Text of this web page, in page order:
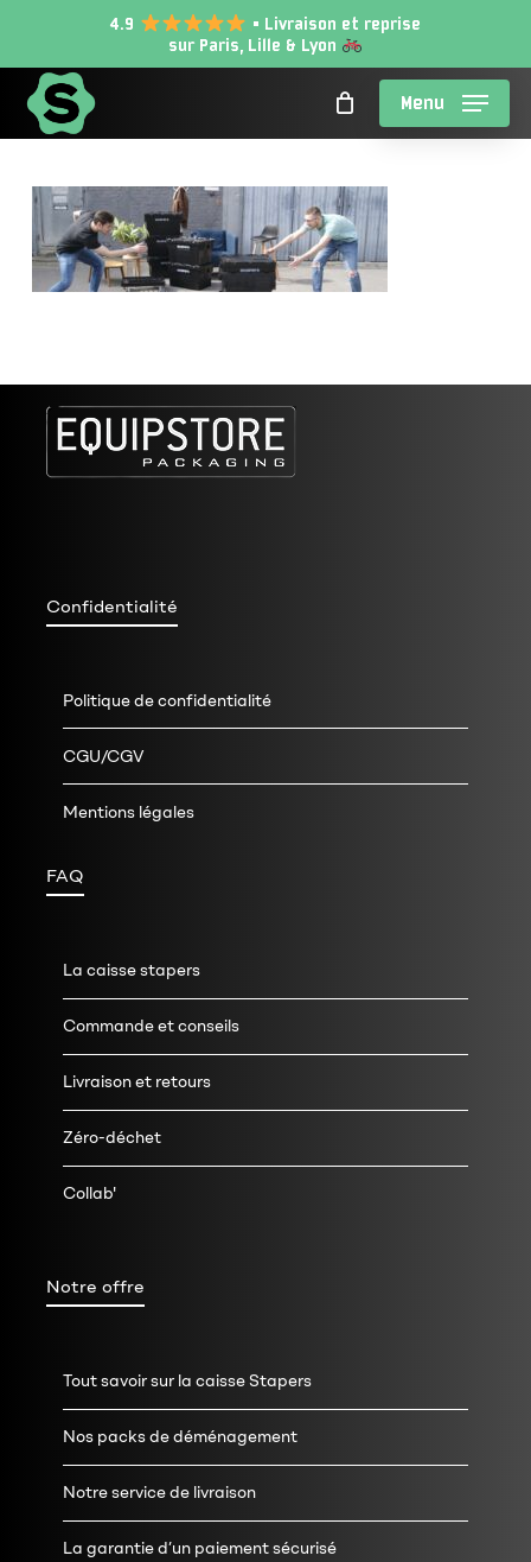
main
content
4.9
• Livraison et reprise
sur Paris, Lille & Lyon
Menu
Confidentialité
Politique de confidentialité
CGU/CGV
Mentions légales
FAQ
La caisse stapers
Commande et conseils
Livraison et retours
Zéro-déchet
Collab'
Notre offre
Tout savoir sur la caisse Stapers
Nos packs de déménagement
Notre service de livraison
La garantie d’un paiement sécurisé